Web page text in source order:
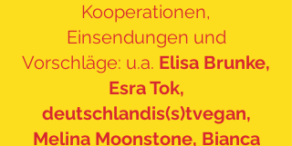
Kooperationen,
Einsendungen und
Vorschläge: u.a. Elisa Brunke,
Esra Tok,
deutschlandis(s)tvegan,
Melina Moonstone, Bianca